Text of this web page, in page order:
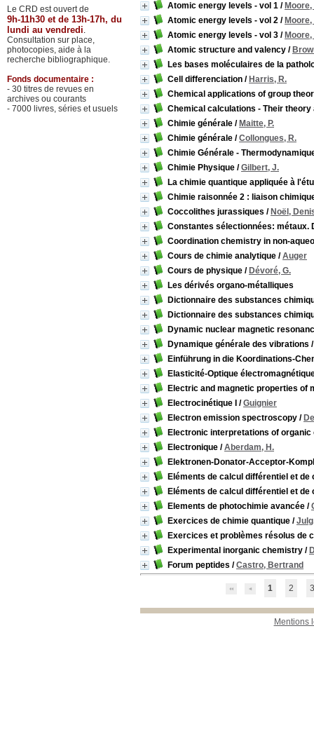
Atomic energy levels - vol 1 /
Atomic energy levels - vol 2 /
Atomic energy levels - vol 3 /
Atomic structure and valency /
Les bases moléculaires de la
Cell differenciation / Harris, R.
Chemical applications of group
Chemical calculations - Their theory
Chimie générale / Maitte, P.
Chimie générale /Collongues, R.
Chimie Générale -
Chimie Physique /Gilbert, J.
La chimie quantique appliquée à
Chimie raisonnée 2 : liaison
Coccolithes jurassiques / Noël,
Constantes sélectionnées: métaux.
Coordination chemistry in non-
Cours de chimie analytique /Auger
Cours de physique / Dévoré, G.
Les dérivés organo-métalliques
Dictionnaire des substances
Dictionnaire des substances
Dynamic nuclear magnetic
Dynamique générale des vibrations
Einführung in die Koordinations-
Elasticité-Optique
Electric and magnetic properties of
Electrocinétique I
/Guignier
Electron emission spectroscopy /
Electronic interpretations of
Electronique /Aberdam, H.
Elektronen-Donator-Acceptor-
Eléments de calcul différentiel et de
Eléments de calcul différentiel et de
Elements de photochimie avancée /
Exercices de chimie quantique /
Exercices et problèmes résolus de
Experimental inorganic chemistry /
Forum peptides /Castro, Bertrand
1 2 3
Mentions
Le CRD est ouvert de
9h-11h30 et de 13h-17h, du
lundi au vendredi.
Consultation sur place,
photocopies, aide à la
recherche bibliographique.
Fonds documentaire :
- 30 titres de revues en
archives ou courants
- 7000 livres, séries et usuels